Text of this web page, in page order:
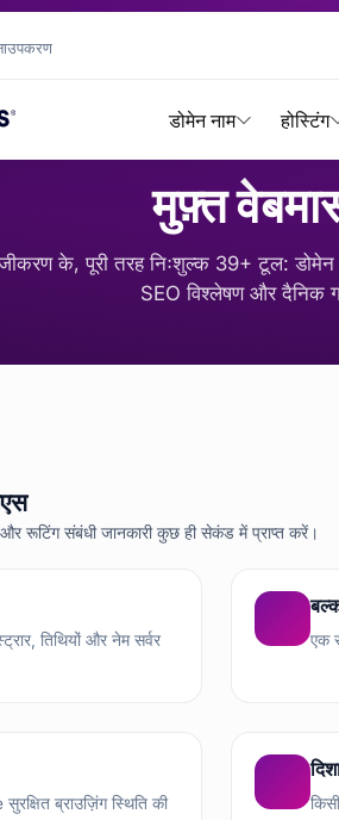
उपकरण
डोमेन नाम होस्टिंग
मुफ़्त
के, पूरी तरह निःशुल्क 39+ टूल: डोमेन
SEO विश्लेषण और दैनिक
रूटिंग संबंधी जानकारी कुछ ही सेकंड में प्राप्त करें।
तिथियों और नेम सर्वर
एक
ब्राउज़िंग स्थिति की